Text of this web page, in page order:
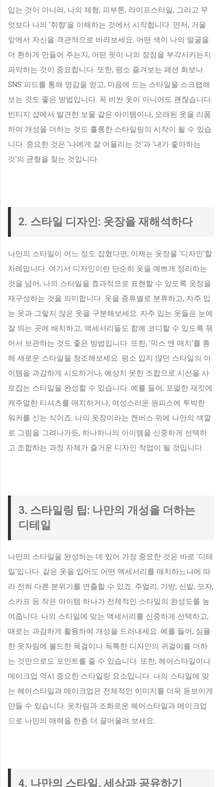
입는 것이 아니라, 나의 체형, 피부톤, 라이프스타일, 그리고 무
엇보다 나의 '취향'을 이해하는 것에서 시작합니다. 먼저, 거울
앞에서 자신을 객관적으로 바라보세요. 어떤 색이 나의 얼굴을
더 환하게 만들어 주는지, 어떤 핏이 나의 장점을 부각시키는지
파악하는 것이 중요합니다. 또한, 평소 즐겨보는 패션 화보나
SNS 피드를 통해 영감을 얻고, 마음에 드는 스타일을 스크랩해
보는 것도 좋은 방법입니다. 꼭 비싼 옷이 아니어도 괜찮습니다.
빈티지 샵에서 발견한 보물 같은 아이템이나, 오래된 옷을 리폼
하여 개성을 더하는 것도 훌륭한 스타일링의 시작이 될 수 있습
니다. 중요한 것은 '나에게 잘 어울리는 것'과 '내가 좋아하는
것'의 균형을 찾는 것입니다.
2. 스타일 디자인: 옷장을 재해석하다
나만의 스타일이 어느 정도 잡혔다면, 이제는 옷장을 '디자인'할
차례입니다. 여기서 디자인이란 단순히 옷을 예쁘게 정리하는
것을 넘어, 나의 스타일을 효과적으로 표현할 수 있도록 옷장을
재구성하는 것을 의미합니다. 옷을 종류별로 분류하고, 자주 입
는 옷과 그렇지 않은 옷을 구분해보세요. 자주 입는 옷들은 눈에
잘 띄는 곳에 배치하고, 액세서리들도 함께 코디할 수 있도록 묶
어서 보관하는 것도 좋은 방법입니다. 또한, '믹스 앤 매치'를 통
해 새로운 스타일을 창조해보세요. 평소 입지 않던 스타일의 아
이템을 과감하게 시도하거나, 예상치 못한 조합으로 시선을 사
로잡는 스타일을 완성할 수 있습니다. 예를 들어, 포멀한 재킷에
캐주얼한 티셔츠를 매치하거나, 여성스러운 원피스에 투박한
워커를 신는 식이죠. 나의 옷장이라는 캔버스 위에 나만의 색깔
로 그림을 그려나가듯, 하나하나의 아이템을 신중하게 선택하
고 조합하는 과정 자체가 즐거운 디자인 작업이 될 것입니다.
3. 스타일링 팁: 나만의 개성을 더하는
디테일
나만의 스타일을 완성하는 데 있어 가장 중요한 것은 바로 '디테
일'입니다. 같은 옷을 입어도 어떤 액세서리를 매치하느냐에 따
라 전혀 다른 분위기를 연출할 수 있죠. 주얼리, 가방, 신발, 모자,
스카프 등 작은 아이템 하나가 전체적인 스타일의 완성도를 높
여줍니다. 나의 스타일에 맞는 액세서리를 신중하게 선택하고,
때로는 과감하게 활용하여 개성을 드러내세요. 예를 들어, 심플
한 옷차림에 볼드한 목걸이나 독특한 디자인의 귀걸이를 더하
는 것만으로도 포인트를 줄 수 있습니다. 또한, 헤어스타일이나
메이크업 역시 중요한 스타일링 요소입니다. 나의 스타일에 맞
는 헤어스타일과 메이크업은 전체적인 이미지를 더욱 돋보이게
만들 수 있습니다. 옷차림과 조화로운 헤어스타일과 메이크업
으로 나만의 매력을 한층 더 끌어올려 보세요.
4. 나만의 스타일, 세상과 공유하기